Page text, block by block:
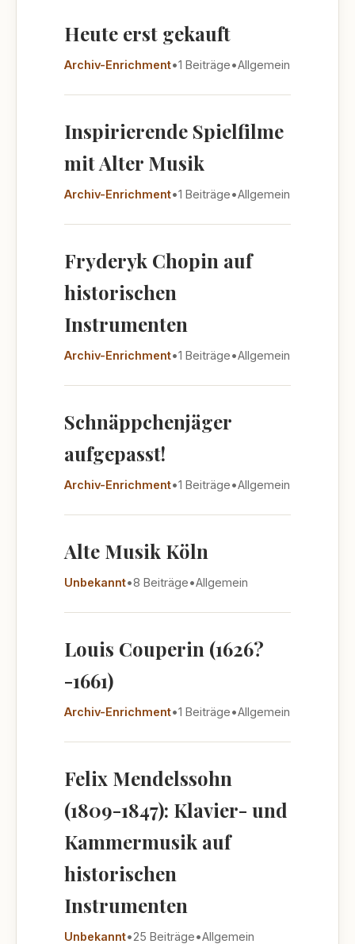
Heute erst gekauft
Archiv-Enrichment•1 Beiträge•Allgemein
Inspirierende Spielfilme
mit Alter Musik
Archiv-Enrichment•1 Beiträge•Allgemein
Fryderyk Chopin auf
historischen
Instrumenten
Archiv-Enrichment•1 Beiträge•Allgemein
Schnäppchenjäger
aufgepasst!
Archiv-Enrichment•1 Beiträge•Allgemein
Alte Musik Köln
Unbekannt•8 Beiträge•Allgemein
Louis Couperin (1626?
-1661)
Archiv-Enrichment•1 Beiträge•Allgemein
Felix Mendelssohn
(1809-1847): Klavier- und
Kammermusik auf
historischen
Instrumenten
Unbekannt•25 Beiträge•Allgemein